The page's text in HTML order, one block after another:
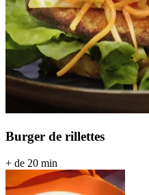
Burger de rillettes
+ de 20 min